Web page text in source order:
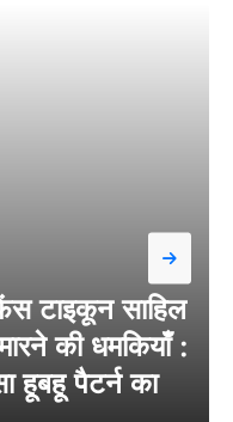
टाइकून साहिल
की धमकियाँ :
हूबहू पैटर्न का